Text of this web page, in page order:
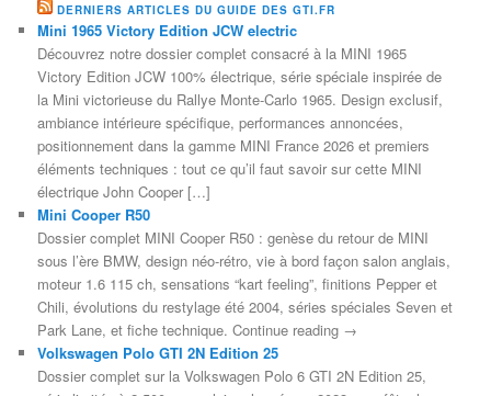
DERNIERS ARTICLES DU GUIDE DES GTI.FR
Mini 1965 Victory Edition JCW electric
Découvrez notre dossier complet consacré à la MINI 1965
Victory Edition JCW 100% électrique, série spéciale inspirée de
la Mini victorieuse du Rallye Monte-Carlo 1965. Design exclusif,
ambiance intérieure spécifique, performances annoncées,
positionnement dans la gamme MINI France 2026 et premiers
éléments techniques : tout ce qu’il faut savoir sur cette MINI
électrique John Cooper […]
Mini Cooper R50
Dossier complet MINI Cooper R50 : genèse du retour de MINI
sous l’ère BMW, design néo-rétro, vie à bord façon salon anglais,
moteur 1.6 115 ch, sensations “kart feeling”, finitions Pepper et
Chili, évolutions du restylage été 2004, séries spéciales Seven et
Park Lane, et fiche technique. Continue reading →
Volkswagen Polo GTI 2N Edition 25
Dossier complet sur la Volkswagen Polo 6 GTI 2N Edition 25,